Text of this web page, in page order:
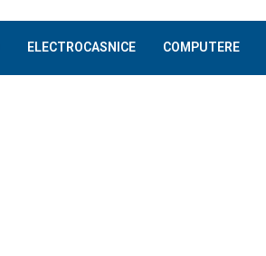
ELECTROCASNICE COMPUTERE